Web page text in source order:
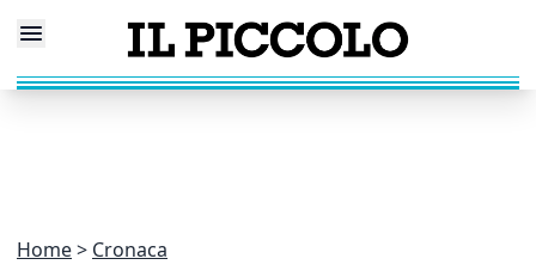
Home Cronaca